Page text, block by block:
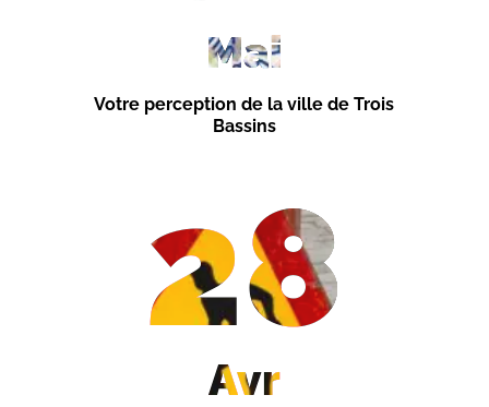
Votre perception de la ville de Trois
Bassins
Mai
28
Avr